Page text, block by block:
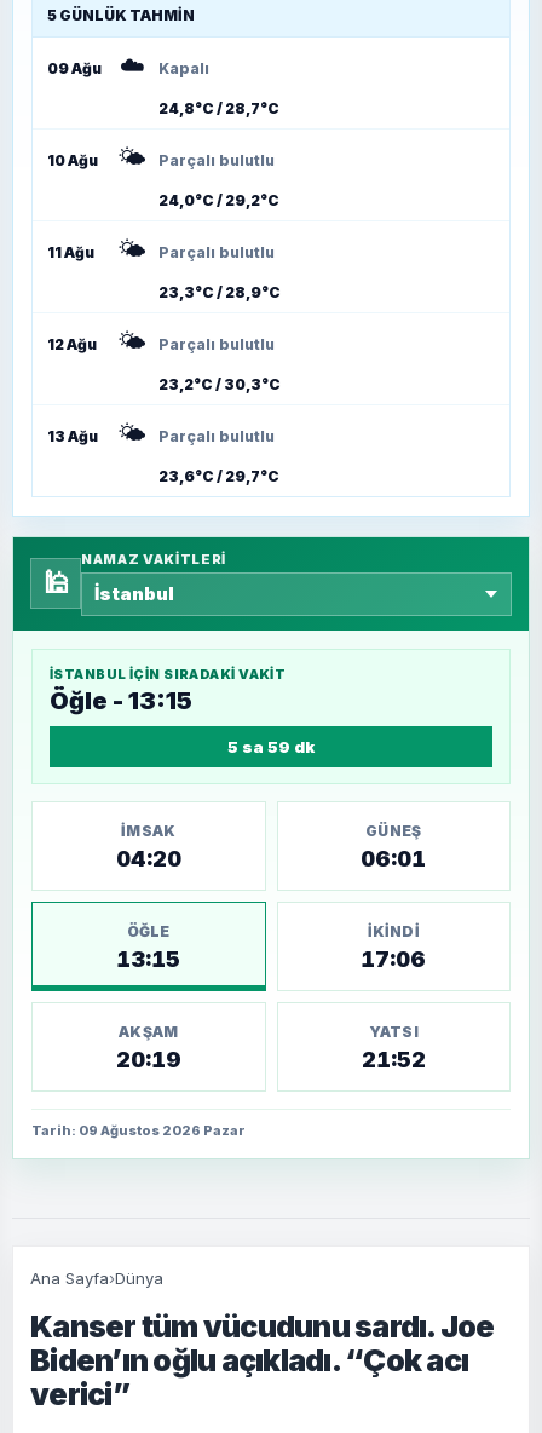
5 GÜNLÜK TAHMIN
09 Ağu ☁️ Kapalı
24,8°C / 28,7°C
10 Ağu 🌤️ Parçalı bulutlu
24,0°C / 29,2°C
11 Ağu 🌤️ Parçalı bulutlu
23,3°C / 28,9°C
12 Ağu 🌤️ Parçalı bulutlu
23,2°C / 30,3°C
13 Ağu 🌤️ Parçalı bulutlu
23,6°C / 29,7°C
🕌
NAMAZ VAKITLERI
İSTANBUL IÇIN SIRADAKI VAKIT
Öğle - 13:15
5 sa 59 dk
İMSAK
04:20
GÜNEŞ
06:01
ÖĞLE
13:15
İKINDI
17:06
AKŞAM
20:19
YATSI
21:52
Tarih: 09 Ağustos 2026 Pazar
Ana Sayfa›Dünya
Kanser tüm vücudunu sardı. Joe
Biden’ın oğlu açıkladı. “Çok acı
verici”